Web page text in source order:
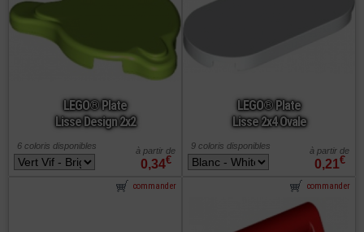
LEGO® Plate
Lisse Design 2x2
0,34€
à partir de
6 coloris disponibles
LEGO® Plate
Lisse 2x4 Ovale
0,21€
à partir de
9 coloris disponibles
commander commander